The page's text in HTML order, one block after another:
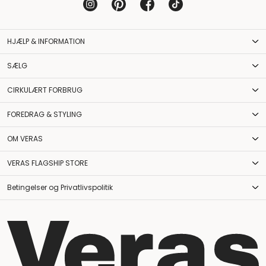
HJÆLP & INFORMATION
SÆLG
CIRKULÆRT FORBRUG
FOREDRAG & STYLING
OM VERAS
VERAS FLAGSHIP STORE
Betingelser og Privatlivspolitik